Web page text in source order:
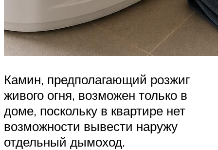
Камин, предполагающий розжиг
живого огня, возможен только в
доме, поскольку в квартире нет
возможности вывести наружу
отдельный дымоход.